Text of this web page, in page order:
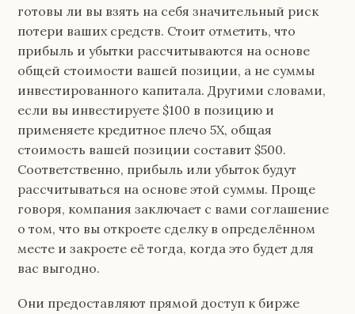
готовы ли вы взять на себя значительный риск
потери ваших средств. Стоит отметить, что
прибыль и убытки рассчитываются на основе
общей стоимости вашей позиции, а не суммы
инвестированного капитала. Другими словами,
если вы инвестируете $100 в позицию и
применяете кредитное плечо 5X, общая
стоимость вашей позиции составит $500.
Соответственно, прибыль или убыток будут
рассчитываться на основе этой суммы. Проще
говоря, компания заключает с вами соглашение
о том, что вы откроете сделку в определённом
месте и закроете её тогда, когда это будет для
вас выгодно.
Они предоставляют прямой доступ к бирже